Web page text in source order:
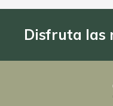
Disfruta las